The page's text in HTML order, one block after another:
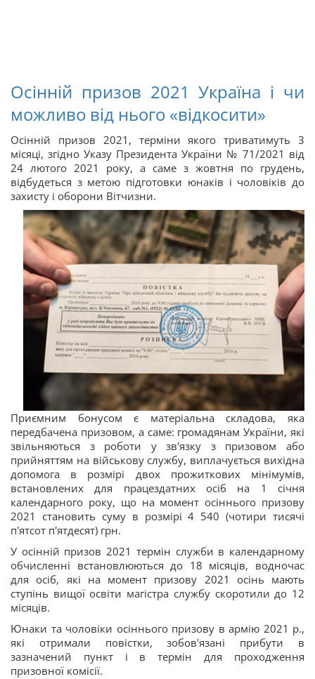
Осінній призов 2021 Україна і чи
можливо від нього «відкосити»
Осінній призов 2021, терміни якого триватимуть 3
місяці, згідно Указу Президента України № 71/2021 від
24 лютого 2021 року, а саме з жовтня по грудень,
відбудеться з метою підготовки юнаків і чоловіків до
захисту і оборони Вітчизни.
Приємним бонусом є матеріальна складова, яка
передбачена призовом, а саме: громадянам України, які
звільняються з роботи у зв'язку з призовом або
прийняттям на військову службу, виплачується вихідна
допомога в розмірі двох прожиткових мінімумів,
встановлених для працездатних осіб на 1 січня
календарного року, що на момент осіннього призову
2021 становить суму в розмірі 4 540 (чотири тисячі
п'ятсот п'ятдесят) грн.
У осінній призов 2021 термін служби в календарному
обчисленні встановлюються до 18 місяців, водночас
для осіб, які на момент призову 2021 осінь мають
ступінь вищої освіти магістра службу скоротили до 12
місяців.
Юнаки та чоловіки осіннього призову в армію 2021 р.,
які отримали повістки, зобов'язані прибути в
зазначений пункт і в термін для проходження
призовної комісії.